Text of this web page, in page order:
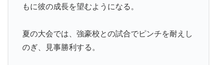
もに彼の成長を望むようになる。
夏の大会では、強豪校との試合でピンチを耐えし
のぎ、見事勝利する。